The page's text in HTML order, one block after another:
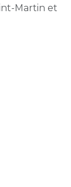
Martin et